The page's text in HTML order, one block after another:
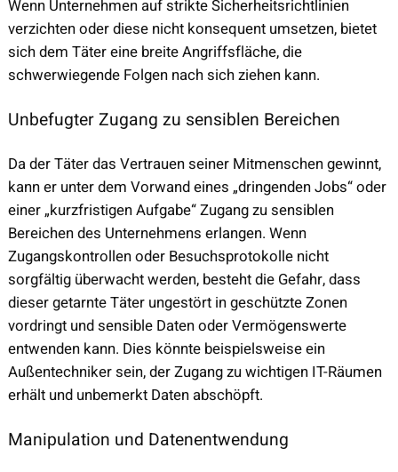
Wenn Unternehmen auf strikte Sicherheitsrichtlinien
verzichten oder diese nicht konsequent umsetzen, bietet
sich dem Täter eine breite Angriffsfläche, die
schwerwiegende Folgen nach sich ziehen kann.
Unbefugter Zugang zu sensiblen Bereichen
Da der Täter das Vertrauen seiner Mitmenschen gewinnt,
kann er unter dem Vorwand eines „dringenden Jobs“ oder
einer „kurzfristigen Aufgabe“ Zugang zu sensiblen
Bereichen des Unternehmens erlangen. Wenn
Zugangskontrollen oder Besuchsprotokolle nicht
sorgfältig überwacht werden, besteht die Gefahr, dass
dieser getarnte Täter ungestört in geschützte Zonen
vordringt und sensible Daten oder Vermögenswerte
entwenden kann. Dies könnte beispielsweise ein
Außentechniker sein, der Zugang zu wichtigen IT-Räumen
erhält und unbemerkt Daten abschöpft.
Manipulation und Datenentwendung